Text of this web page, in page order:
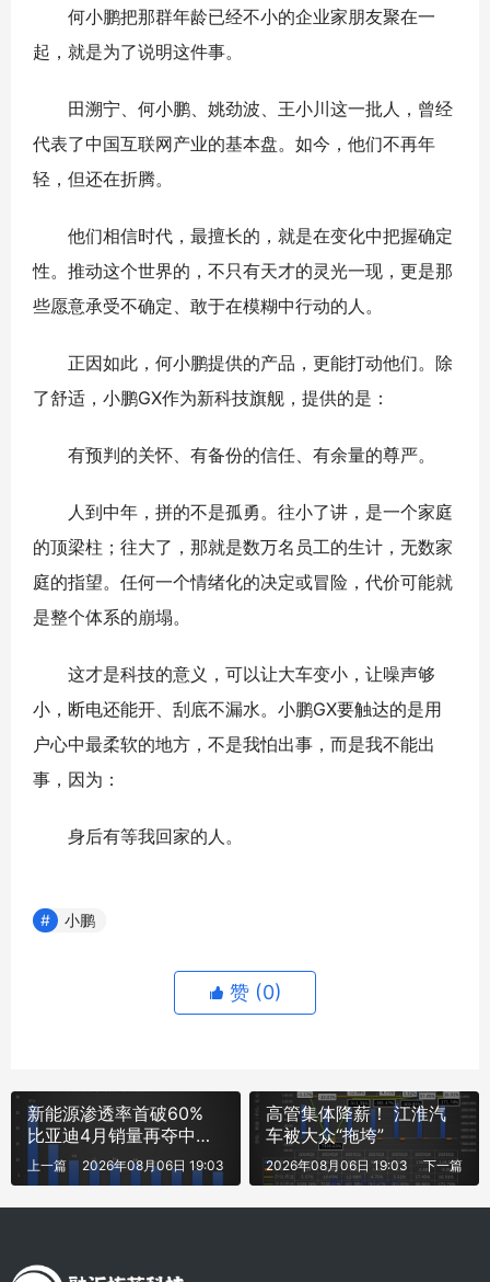
何小鹏把那群年龄已经不小的企业家朋友聚在一
起，就是为了说明这件事。
田溯宁、何小鹏、姚劲波、王小川这一批人，曾经
代表了中国互联网产业的基本盘。如今，他们不再年
轻，但还在折腾。
他们相信时代，最擅长的，就是在变化中把握确定
性。推动这个世界的，不只有天才的灵光一现，更是那
些愿意承受不确定、敢于在模糊中行动的人。
正因如此，何小鹏提供的产品，更能打动他们。除
了舒适，小鹏GX作为新科技旗舰，提供的是：
有预判的关怀、有备份的信任、有余量的尊严。
人到中年，拼的不是孤勇。往小了讲，是一个家庭
的顶梁柱；往大了，那就是数万名员工的生计，无数家
庭的指望。任何一个情绪化的决定或冒险，代价可能就
是整个体系的崩塌。
这才是科技的意义，可以让大车变小，让噪声够
小，断电还能开、刮底不漏水。小鹏GX要触达的是用
户心中最柔软的地方，不是我怕出事，而是我不能出
事，因为：
身后有等我回家的人。
小鹏
赞 (0)
新能源渗透率首破60%
比亚迪4月销量再夺中国
车企冠军
上一篇 2026年08月06日 19:03
高管集体降薪！ 江淮汽
车被大众“拖垮”
下一篇
2026年08月06日 19:03